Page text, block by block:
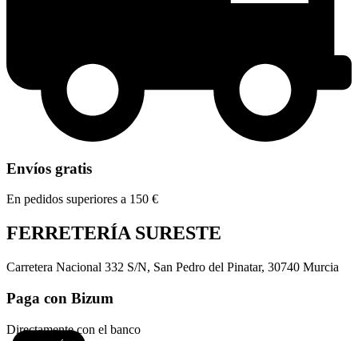
Envíos gratis
En pedidos superiores a 150 €
FERRETERÍA SURESTE
Carretera Nacional 332 S/N, San Pedro del Pinatar, 30740 Murcia
Paga con Bizum
Directamente con el banco